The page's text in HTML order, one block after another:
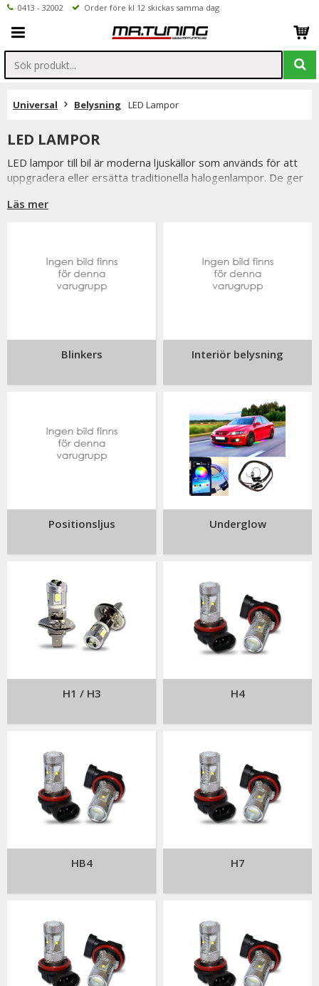
0413 - 32002 Order före kl 12 skickas samma dag
Universal Belysning LED Lampor
LED LAMPOR
LED lampor till bil är moderna ljuskällor som används för att
uppgradera eller ersätta traditionella halogenlampor. De ger
jämfört med äldre belysningsteknik.
backljus. Tack vare sin höga ljusstyrka och låga
energiförbrukning är LED ett populärt val för både funktion
och styling.
personbilar, transportbilar och andra fordon.
LED lampor med starkt och effektivt ljus
Alternativ för både interiör och exteriör belysning
Lång livslängd och låg energiförbrukning
Flera sockeltyper för olika bilmodeller och
Läs mer
Blinkers Interiör belysning
Positionsljus Underglow
H1 / H3 H4
HB4 H7